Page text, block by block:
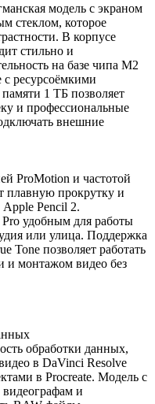
модель с экраном
стеклом, которое
В корпусе
стильно и
на базе чипа M2
с ресурсоёмкими
1 ТБ позволяет
и профессиональные
внешние
ProMotion и частотой
плавную прокрутку и
Pencil 2.
Pro удобным для работы
или улица. Поддержка
Tone позволяет работать
и монтажом видео без
обработки данных,
в DaVinci Resolve
в Procreate. Модель с
и